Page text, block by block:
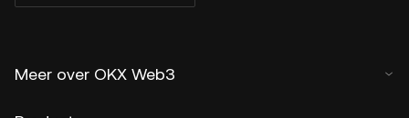
Meer over OKX Web3